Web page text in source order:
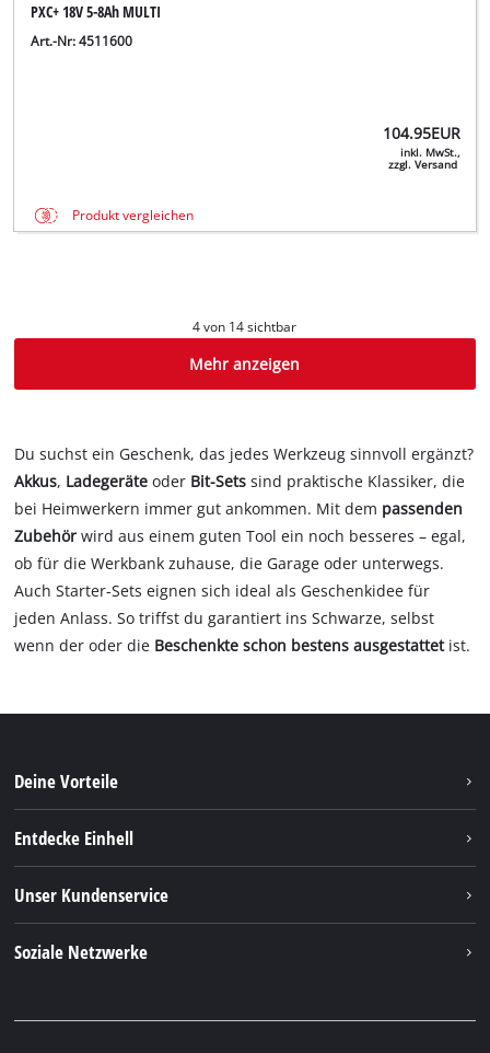
PXC+ 18V 5-8Ah MULTI
Art.-Nr: 4511600
104.95EUR
inkl. MwSt.,
zzgl. Versand
Produkt vergleichen
4 von 14 sichtbar
Mehr anzeigen
Du suchst ein Geschenk, das jedes Werkzeug sinnvoll ergänzt?
Akkus, Ladegeräteoder Bit-Sets sind praktische Klassiker, die
bei Heimwerkern immer gut ankommen. Mit dem passenden
Zubehör wird aus einem guten Tool ein noch besseres – egal,
ob für die Werkbank zuhause, die Garage oder unterwegs.
Auch Starter-Sets eignen sich ideal als Geschenkidee für
jeden Anlass. So triffst du garantiert ins Schwarze, selbst
wenn der oder die Beschenkte schon bestens ausgestattetist.
Deine Vorteile
Entdecke Einhell
Nachhaltigkeit
Unser Kundenservice
Soziale Netzwerke